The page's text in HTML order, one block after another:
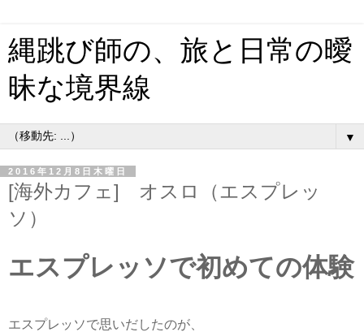
縄跳び師の、旅と日常の曖
昧な境界線
▼
2016年12月8日木曜日
[海外カフェ] オスロ（エスプレッ
ソ）
エスプレッソで初めての体験
エスプレッソで思いだしたのが、